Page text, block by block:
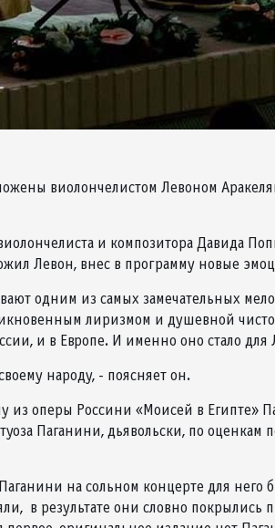
виолончелистом Левоном
и композитора Давида
Левон, внес в программу новые
одним из самых замечательных
лиризмом и душевной
и в Европе. И именно оно стало
народу, - поясняет он.
оперы Россини «Моисей в Египте»
Паганини, дьявольски, по
на сольном концерте для него
в результате они словно